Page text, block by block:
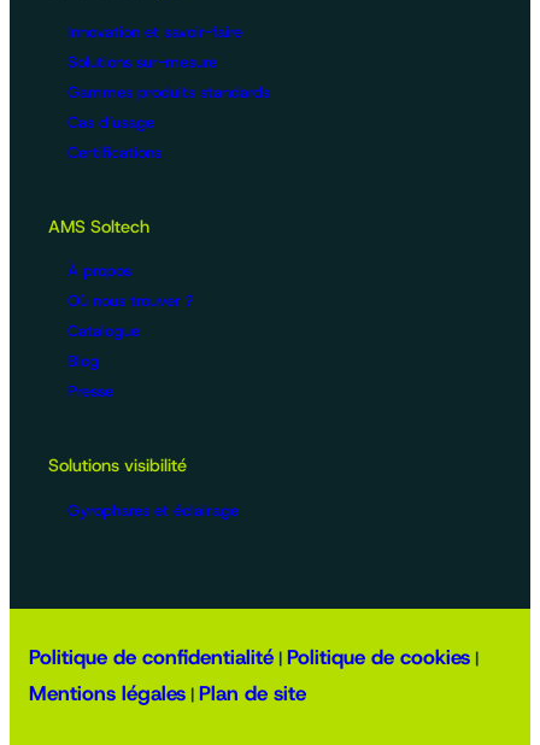
Innovation et savoir-faire
Solutions sur-mesure
Gammes produits standards
Cas d’usage
Certifications
AMS Soltech
À propos
Où nous trouver ?
Catalogue
Blog
Presse
Solutions visibilité
Gyrophares et éclairage
Politique de confidentialité | Politique de cookies |
Mentions légales | Plan de site